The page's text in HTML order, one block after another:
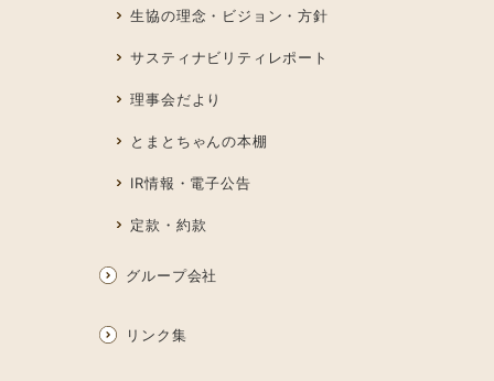
生協の理念・ビジョン・方針
サスティナビリティレポート
理事会だより
とまとちゃんの本棚
IR情報・電子公告
定款・約款
グループ会社
リンク集